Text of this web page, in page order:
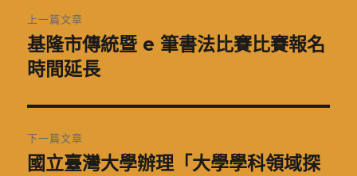
章
導
覽
上一篇文章
上
一
文
章:
基隆市傳統暨 e 筆書法比賽比賽報名
時間延長
下一篇文章
下
國立臺灣大學辦理「大學學科領域探